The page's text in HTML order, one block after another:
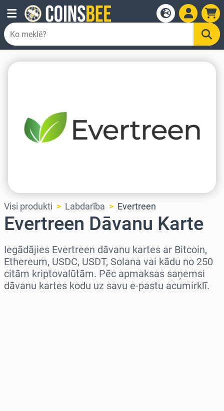
Visi produkti Labdarība Evertreen
Evertreen Dāvanu Karte
Iegādājies Evertreen dāvanu kartes ar Bitcoin,
Ethereum, USDC, USDT, Solana vai kādu no 250
citām kriptovalūtām. Pēc apmaksas saņemsi
dāvanu kartes kodu uz savu e-pastu acumirklī.